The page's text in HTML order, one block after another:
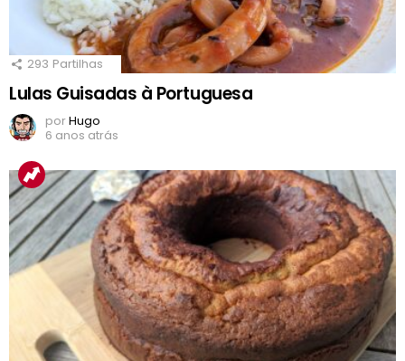
293 Partilhas
Lulas Guisadas à Portuguesa
porHugo
6 anos atrás